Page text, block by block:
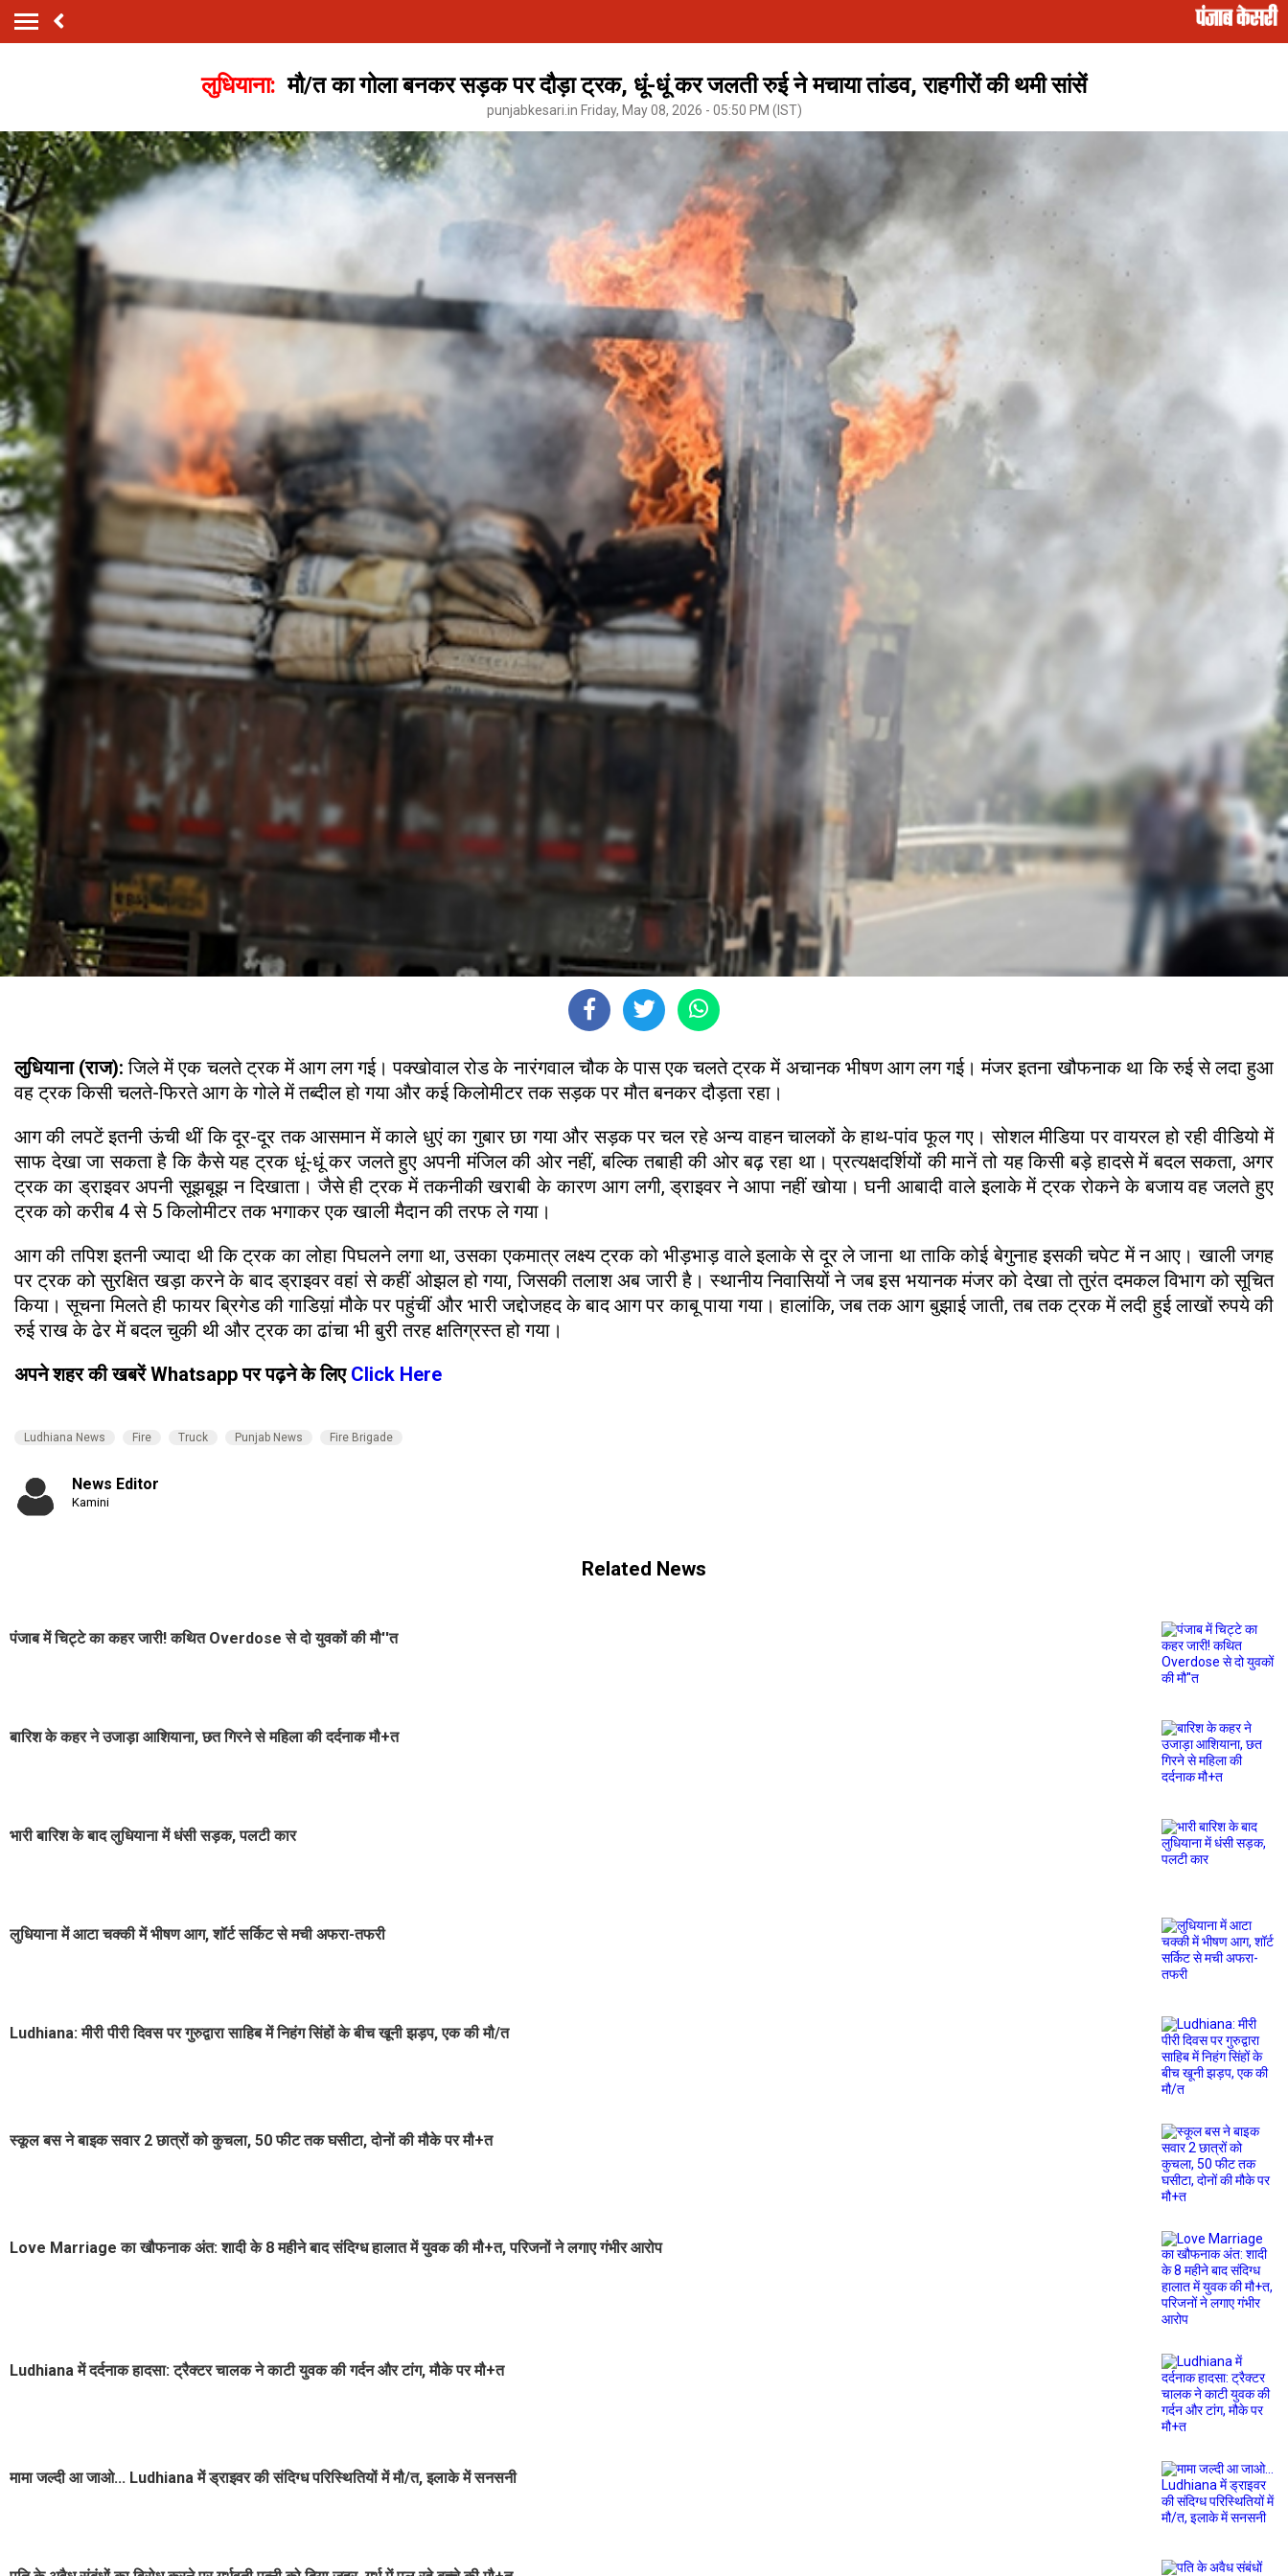
लुधियाना: मौ/त का गोला बनकर सड़क पर दौड़ा ट्रक, धूं-धूं कर जलती रुई ने मचाया तांडव, राहगीरों की थमी सांसें
punjabkesari.in Friday, May 08, 2026 - 05:50 PM (IST)
लुधियाना (राज):जिले में एक चलते ट्रक में आग लग गई। पक्खोवाल रोड के नारंगवाल चौक के पास एक चलते ट्रक में अचानक भीषण आग लग गई। मंजर इतना खौफनाक था कि रुई से लदा हुआ
वह ट्रक किसी चलते-फिरते आग के गोले में तब्दील हो गया और कई किलोमीटर तक सड़क पर मौत बनकर दौड़ता रहा।
आग की लपटें इतनी ऊंची थीं कि दूर-दूर तक आसमान में काले धुएं का गुबार छा गया और सड़क पर चल रहे अन्य वाहन चालकों के हाथ-पांव फूल गए। सोशल मीडिया पर वायरल हो रही वीडियो में
साफ देखा जा सकता है कि कैसे यह ट्रक धूं-धूं कर जलते हुए अपनी मंजिल की ओर नहीं, बल्कि तबाही की ओर बढ़ रहा था। प्रत्यक्षदर्शियों की मानें तो यह किसी बड़े हादसे में बदल सकता, अगर
ट्रक का ड्राइवर अपनी सूझबूझ न दिखाता। जैसे ही ट्रक में तकनीकी खराबी के कारण आग लगी, ड्राइवर ने आपा नहीं खोया। घनी आबादी वाले इलाके में ट्रक रोकने के बजाय वह जलते हुए
ट्रक को करीब 4 से 5 किलोमीटर तक भगाकर एक खाली मैदान की तरफ ले गया।
आग की तपिश इतनी ज्यादा थी कि ट्रक का लोहा पिघलने लगा था, उसका एकमात्र लक्ष्य ट्रक को भीड़भाड़ वाले इलाके से दूर ले जाना था ताकि कोई बेगुनाह इसकी चपेट में न आए। खाली जगह
पर ट्रक को सुरक्षित खड़ा करने के बाद ड्राइवर वहां से कहीं ओझल हो गया, जिसकी तलाश अब जारी है। स्थानीय निवासियों ने जब इस भयानक मंजर को देखा तो तुरंत दमकल विभाग को सूचित
किया। सूचना मिलते ही फायर ब्रिगेड की गाडिय़ां मौके पर पहुंचीं और भारी जद्दोजहद के बाद आग पर काबू पाया गया। हालांकि, जब तक आग बुझाई जाती, तब तक ट्रक में लदी हुई लाखों रुपये की
रुई राख के ढेर में बदल चुकी थी और ट्रक का ढांचा भी बुरी तरह क्षतिग्रस्त हो गया।
अपने शहर की खबरें Whatsapp पर पढ़ने के लिए Click Here
Ludhiana News Fire Truck Punjab News Fire Brigade
News Editor
Kamini
Related News
पंजाब में चिट्टे का कहर जारी! कथित Overdose से दो युवकों की मौ''त
बारिश के कहर ने उजाड़ा आशियाना, छत गिरने से महिला की दर्दनाक मौ+त
भारी बारिश के बाद लुधियाना में धंसी सड़क, पलटी कार
लुधियाना में आटा चक्की में भीषण आग, शॉर्ट सर्किट से मची अफरा-तफरी
Ludhiana: मीरी पीरी दिवस पर गुरुद्वारा साहिब में निहंग सिंहों के बीच खूनी झड़प, एक की मौ/त
स्कूल बस ने बाइक सवार 2 छात्रों को कुचला, 50 फीट तक घसीटा, दोनों की मौके पर मौ+त
Love Marriage का खौफनाक अंत: शादी के 8 महीने बाद संदिग्ध हालात में युवक की मौ+त, परिजनों ने लगाए गंभीर आरोप
Ludhiana में दर्दनाक हादसा: ट्रैक्टर चालक ने काटी युवक की गर्दन और टांग, मौके पर मौ+त
मामा जल्दी आ जाओ... Ludhiana में ड्राइवर की संदिग्ध परिस्थितियों में मौ/त, इलाके में सनसनी